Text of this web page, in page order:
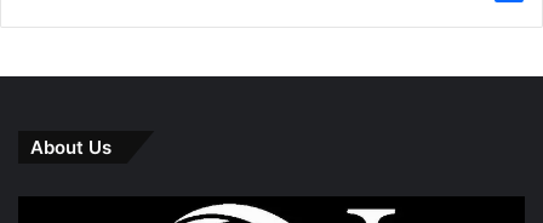
About Us